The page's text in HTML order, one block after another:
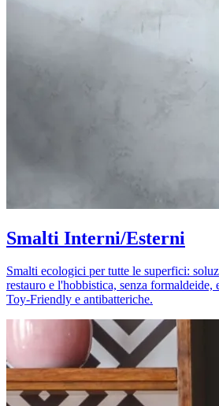
Smalti Interni/Esterni
Smalti ecologici per tutte le superfici:
restauro e l'hobbistica, senza formaldeide,
Toy-Friendly e antibatteriche.